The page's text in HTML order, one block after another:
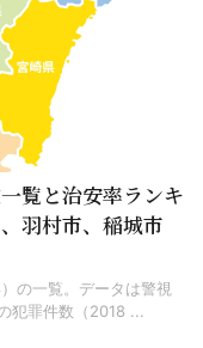
覧と治安率ランキ
羽村市、稲城市
の一覧。データは警視
犯罪件数（2018 ...